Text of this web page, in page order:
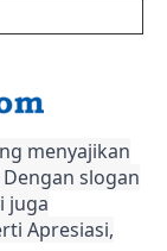
menyajikan
slogan
juga
Apresiasi,